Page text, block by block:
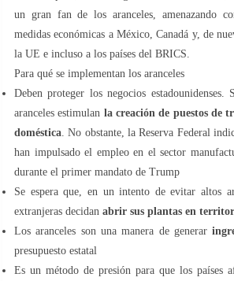
un gran fan de los aranceles, amenazando
medidas económicas a México, Canadá y, de
la UE e incluso a los países del BRICS.
Para qué se implementan los aranceles
Deben proteger los negocios
aranceles estimulan la creación de puestos de
doméstica . No obstante, la Reserva Federal
han impulsado el empleo en el sector
durante el primer mandato de Trump
Se espera que, en un intento de evitar altos
extranjeras decidan abrir sus plantas en
Los aranceles son una manera de generar
presupuesto estatal
Es un método de presión para que los países